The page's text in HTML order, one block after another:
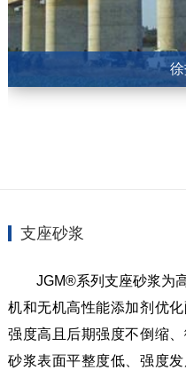
支座砂浆
JGM®系列支座砂浆为
机和无机高性能添加剂优
强度高且后期强度不倒缩
砂浆表面平整度低、强度